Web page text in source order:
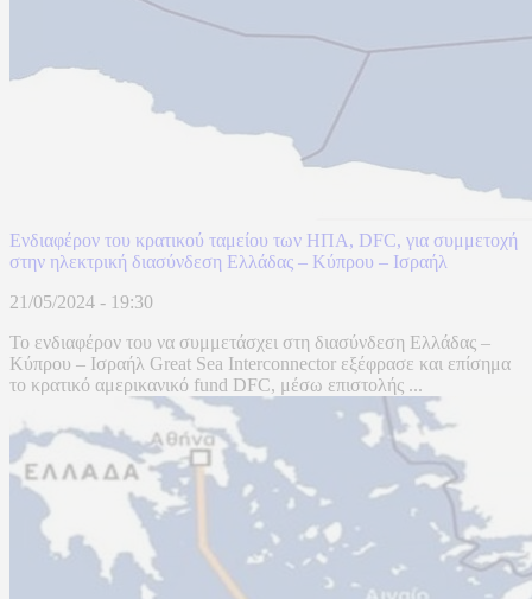
Ενδιαφέρον του κρατικού ταμείου των ΗΠΑ, DFC, για συμμετοχή
στην ηλεκτρική διασύνδεση Ελλάδας – Κύπρου – Ισραήλ
21/05/2024 - 19:30
Το ενδιαφέρον του να συμμετάσχει στη διασύνδεση Ελλάδας –
Κύπρου – Ισραήλ Great Sea Interconnector εξέφρασε και επίσημα
το κρατικό αμερικανικό fund DFC, μέσω επιστολής ...